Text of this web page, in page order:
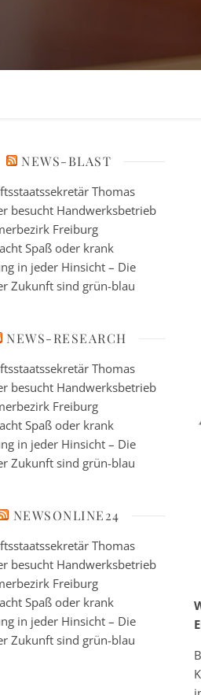
NEWS-BLAST
Thomas
besucht Handwerksbetrieb
Freiburg
Spaß oder krank
in jeder Hinsicht – Die
Zukunft sind grün-blau
NEWS-RESEARCH
Thomas
besucht Handwerksbetrieb
Freiburg
Spaß oder krank
in jeder Hinsicht – Die
Zukunft sind grün-blau
NEWSONLINE24
Thomas
besucht Handwerksbetrieb
Freiburg
Spaß oder krank
in jeder Hinsicht – Die
Zukunft sind grün-blau